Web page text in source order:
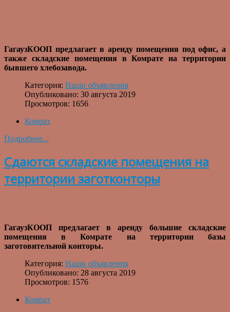
ГагаузКООП предлагает в аренду помещения под офис, а
также складские помещения в Комрате на территории
бывшего хлебозавода.
Категория: Наши объявления
Опубликовано: 30 августа 2019
Просмотров: 1656
Комрат
Подробнее...
Сдаются складские помещения на
территории заготконторы
ГагаузКООП предлагает в аренду большие складские
помещения в Комрате на территории базы
заготовительной конторы.
Категория: Наши объявления
Опубликовано: 28 августа 2019
Просмотров: 1576
Комрат